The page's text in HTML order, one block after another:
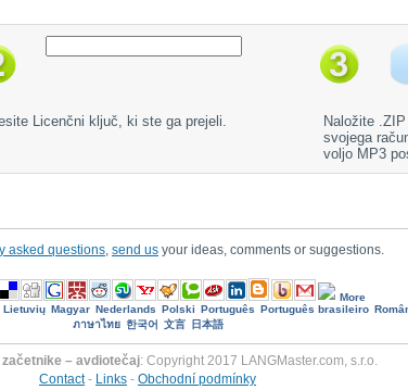
Licenčni ključ, ki ste ga prejeli.
Naložite
svojega
voljo MP3
asked questions send us your ideas, comments or suggestions.
More
Lietuvių Magyar Nederlands Polski Português Português brasileiro
ภาษาไทย 한국어 文言 日本語
– avdiotečaj: Copyright 2017 LANGMaster.com, s.r.o.
Contact- Links - Obchodní podmínky